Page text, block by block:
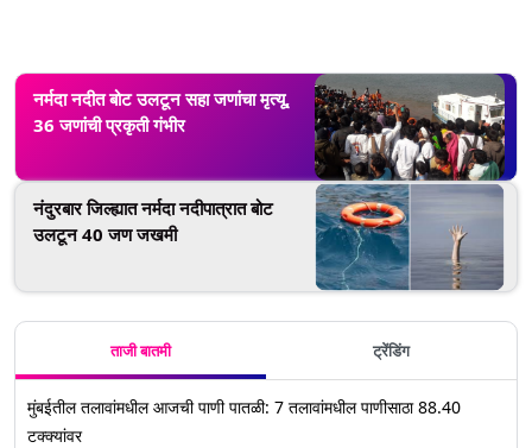
नर्मदा नदीत बोट उलटून सहा जणांचा मृत्यू,
36 जणांची प्रकृती गंभीर
नंदुरबार जिल्ह्यात नर्मदा नदीपात्रात बोट
उलटून 40 जण जखमी
ताजी बातमी ट्रेंडिंग
मुंबईतील तलावांमधील आजची पाणी पातळी: 7 तलावांमधील पाणीसाठा 88.40
टक्क्यांवर